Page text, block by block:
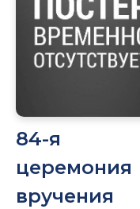
84-я
церемония
вручения